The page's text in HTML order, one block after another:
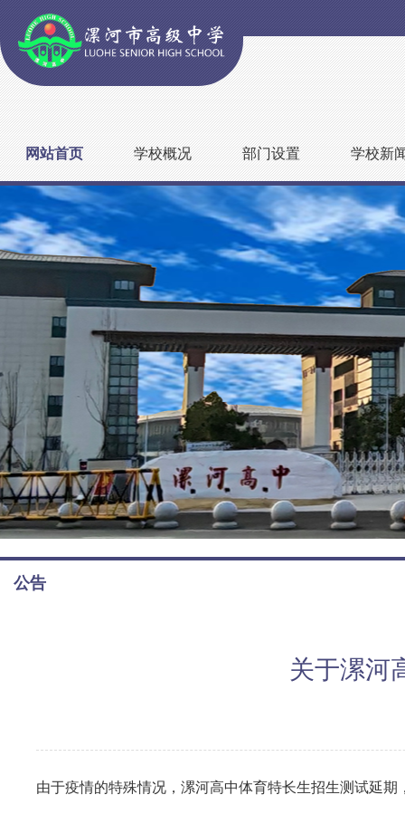
网站首页 学校概况 部门设置 学校新
公告
关于漯河
由于疫情的特殊情况，漯河高中体育特长生招生测试延期